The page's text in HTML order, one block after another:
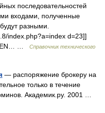
последовательностей
входами, полученные
разными.
index.php?a=index d=23]]
EN… …
Справочник технического
— распоряжение брокеру на
только в течение
Академик.ру. 2001 …